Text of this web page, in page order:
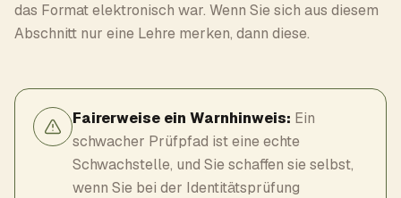
das Format elektronisch war. Wenn Sie sich aus diesem
Abschnitt nur eine Lehre merken, dann diese.
Fairerweise ein Warnhinweis: Ein
schwacher Prüfpfad ist eine echte
Schwachstelle, und Sie schaffen sie selbst,
wenn Sie bei der Identitätsprüfung